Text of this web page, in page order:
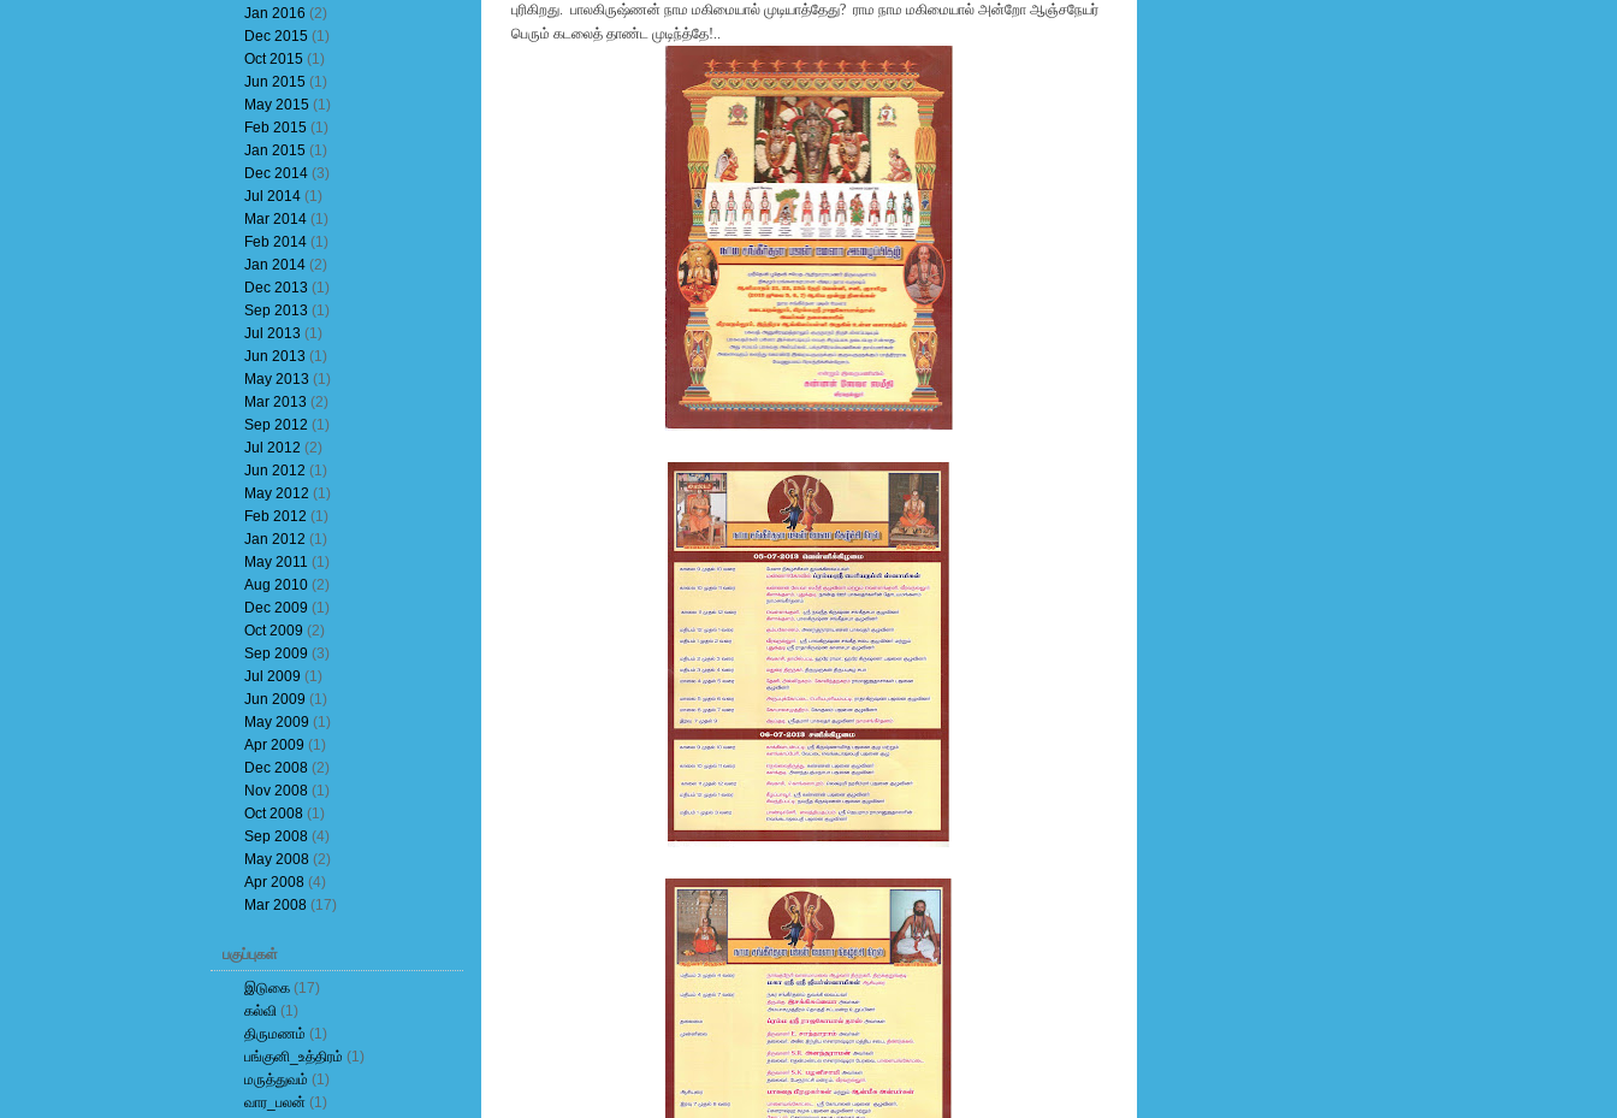
Jan 2016 (2)
Dec 2015(1)
Oct 2015(1)
Jun 2015(1)
May 2015(1)
Feb 2015(1)
Jan 2015(1)
Dec 2014(3)
Jul 2014(1)
Mar 2014(1)
Feb 2014(1)
Jan 2014(2)
Dec 2013 (1)
Sep 2013 (1)
Jul 2013 (1)
Jun 2013 (1)
May 2013 (1)
Mar 2013 (2)
Sep 2012 (1)
Jul 2012 (2)
Jun 2012 (1)
May 2012 (1)
Feb 2012 (1)
Jan 2012 (1)
May 2011 (1)
Aug 2010(2)
Dec 2009 (1)
Oct 2009 (2)
Sep 2009 (3)
Jul 2009 (1)
Jun 2009 (1)
May 2009 (1)
Apr 2009 (1)
Dec 2008(2)
Nov 2008(1)
Oct 2008(1)
Sep 2008(4)
May 2008(2)
Apr 2008(4)
Mar 2008(17)
பகுப்புகள்
இடுகை(17)
கல்வி(1)
திருமணம் (1)
பங்குனி_உத்திரம் (1)
மருத்துவம் (1)
வார_பலன்(1)
புரிகிறது. பாலகிருஷ்ணன் நாம மகிமையால் முடியாத்தேது? ராம நாம மகிமையால் அன்றோ ஆஞ்சநேயர்
பெரும் கடலைத் தாண்ட முடிந்த்தே!..